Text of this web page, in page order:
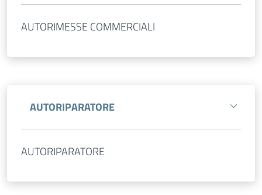
AUTORIMESSE COMMERCIALI
AUTORIPARATORE
AUTORIPARATORE